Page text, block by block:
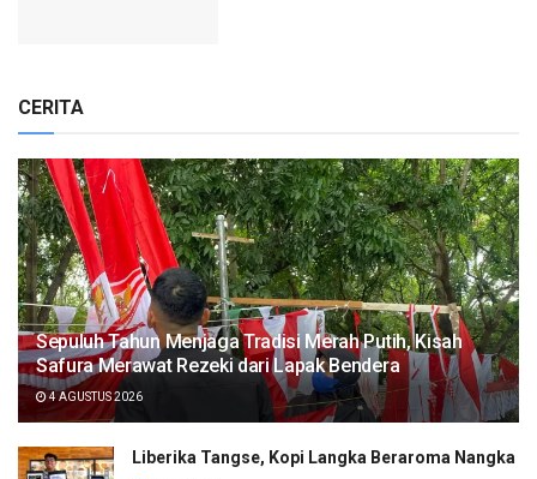
CERITA
Sepuluh Tahun Menjaga Tradisi Merah Putih, Kisah
Safura Merawat Rezeki dari Lapak Bendera
4 AGUSTUS 2026
Liberika Tangse, Kopi Langka Beraroma Nangka